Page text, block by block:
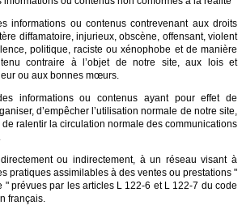
informations ou contenus contrevenant aux droits
diffamatoire, injurieux, obscène, offensant, violent
politique, raciste ou xénophobe et de manière
contraire à l’objet de notre site, aux lois et
ou aux bonnes mœurs.
informations ou contenus ayant pour effet de
d’empêcher l’utilisation normale de notre site,
de ralentir la circulation normale des communications
ou indirectement, à un réseau visant à
pratiques assimilables à des ventes ou prestations "
" prévues par les articles L 122-6 et L 122-7 du code
français.